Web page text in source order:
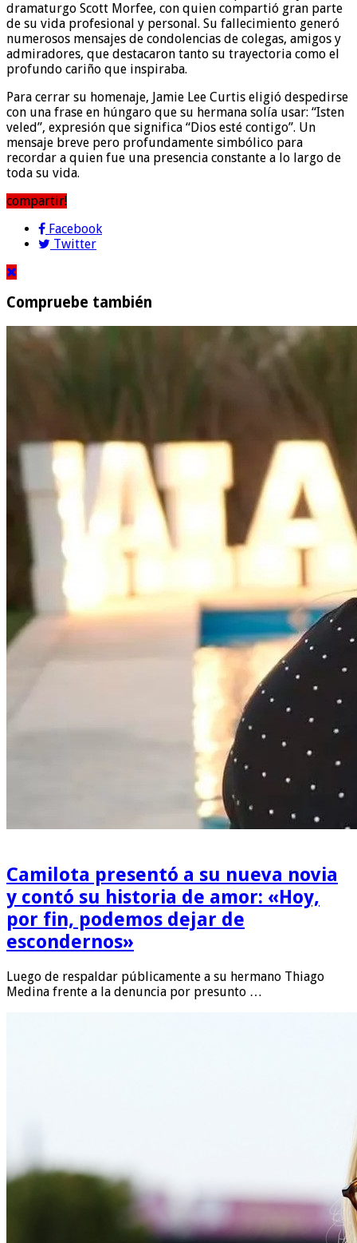
dramaturgo Scott Morfee, con quien compartió gran parte
de su vida profesional y personal. Su fallecimiento generó
numerosos mensajes de condolencias de colegas, amigos y
admiradores, que destacaron tanto su trayectoria como el
profundo cariño que inspiraba.
Para cerrar su homenaje, Jamie Lee Curtis eligió despedirse
con una frase en húngaro que su hermana solía usar: “Isten
veled”, expresión que significa “Dios esté contigo”. Un
mensaje breve pero profundamente simbólico para
recordar a quien fue una presencia constante a lo largo de
toda su vida.
compartir!
Facebook
Twitter
Compruebe también
Camilota presentó a su nueva novia
y contó su historia de amor: «Hoy,
por fin, podemos dejar de
escondernos»
Luego de respaldar públicamente a su hermano Thiago
Medina frente a la denuncia por presunto …